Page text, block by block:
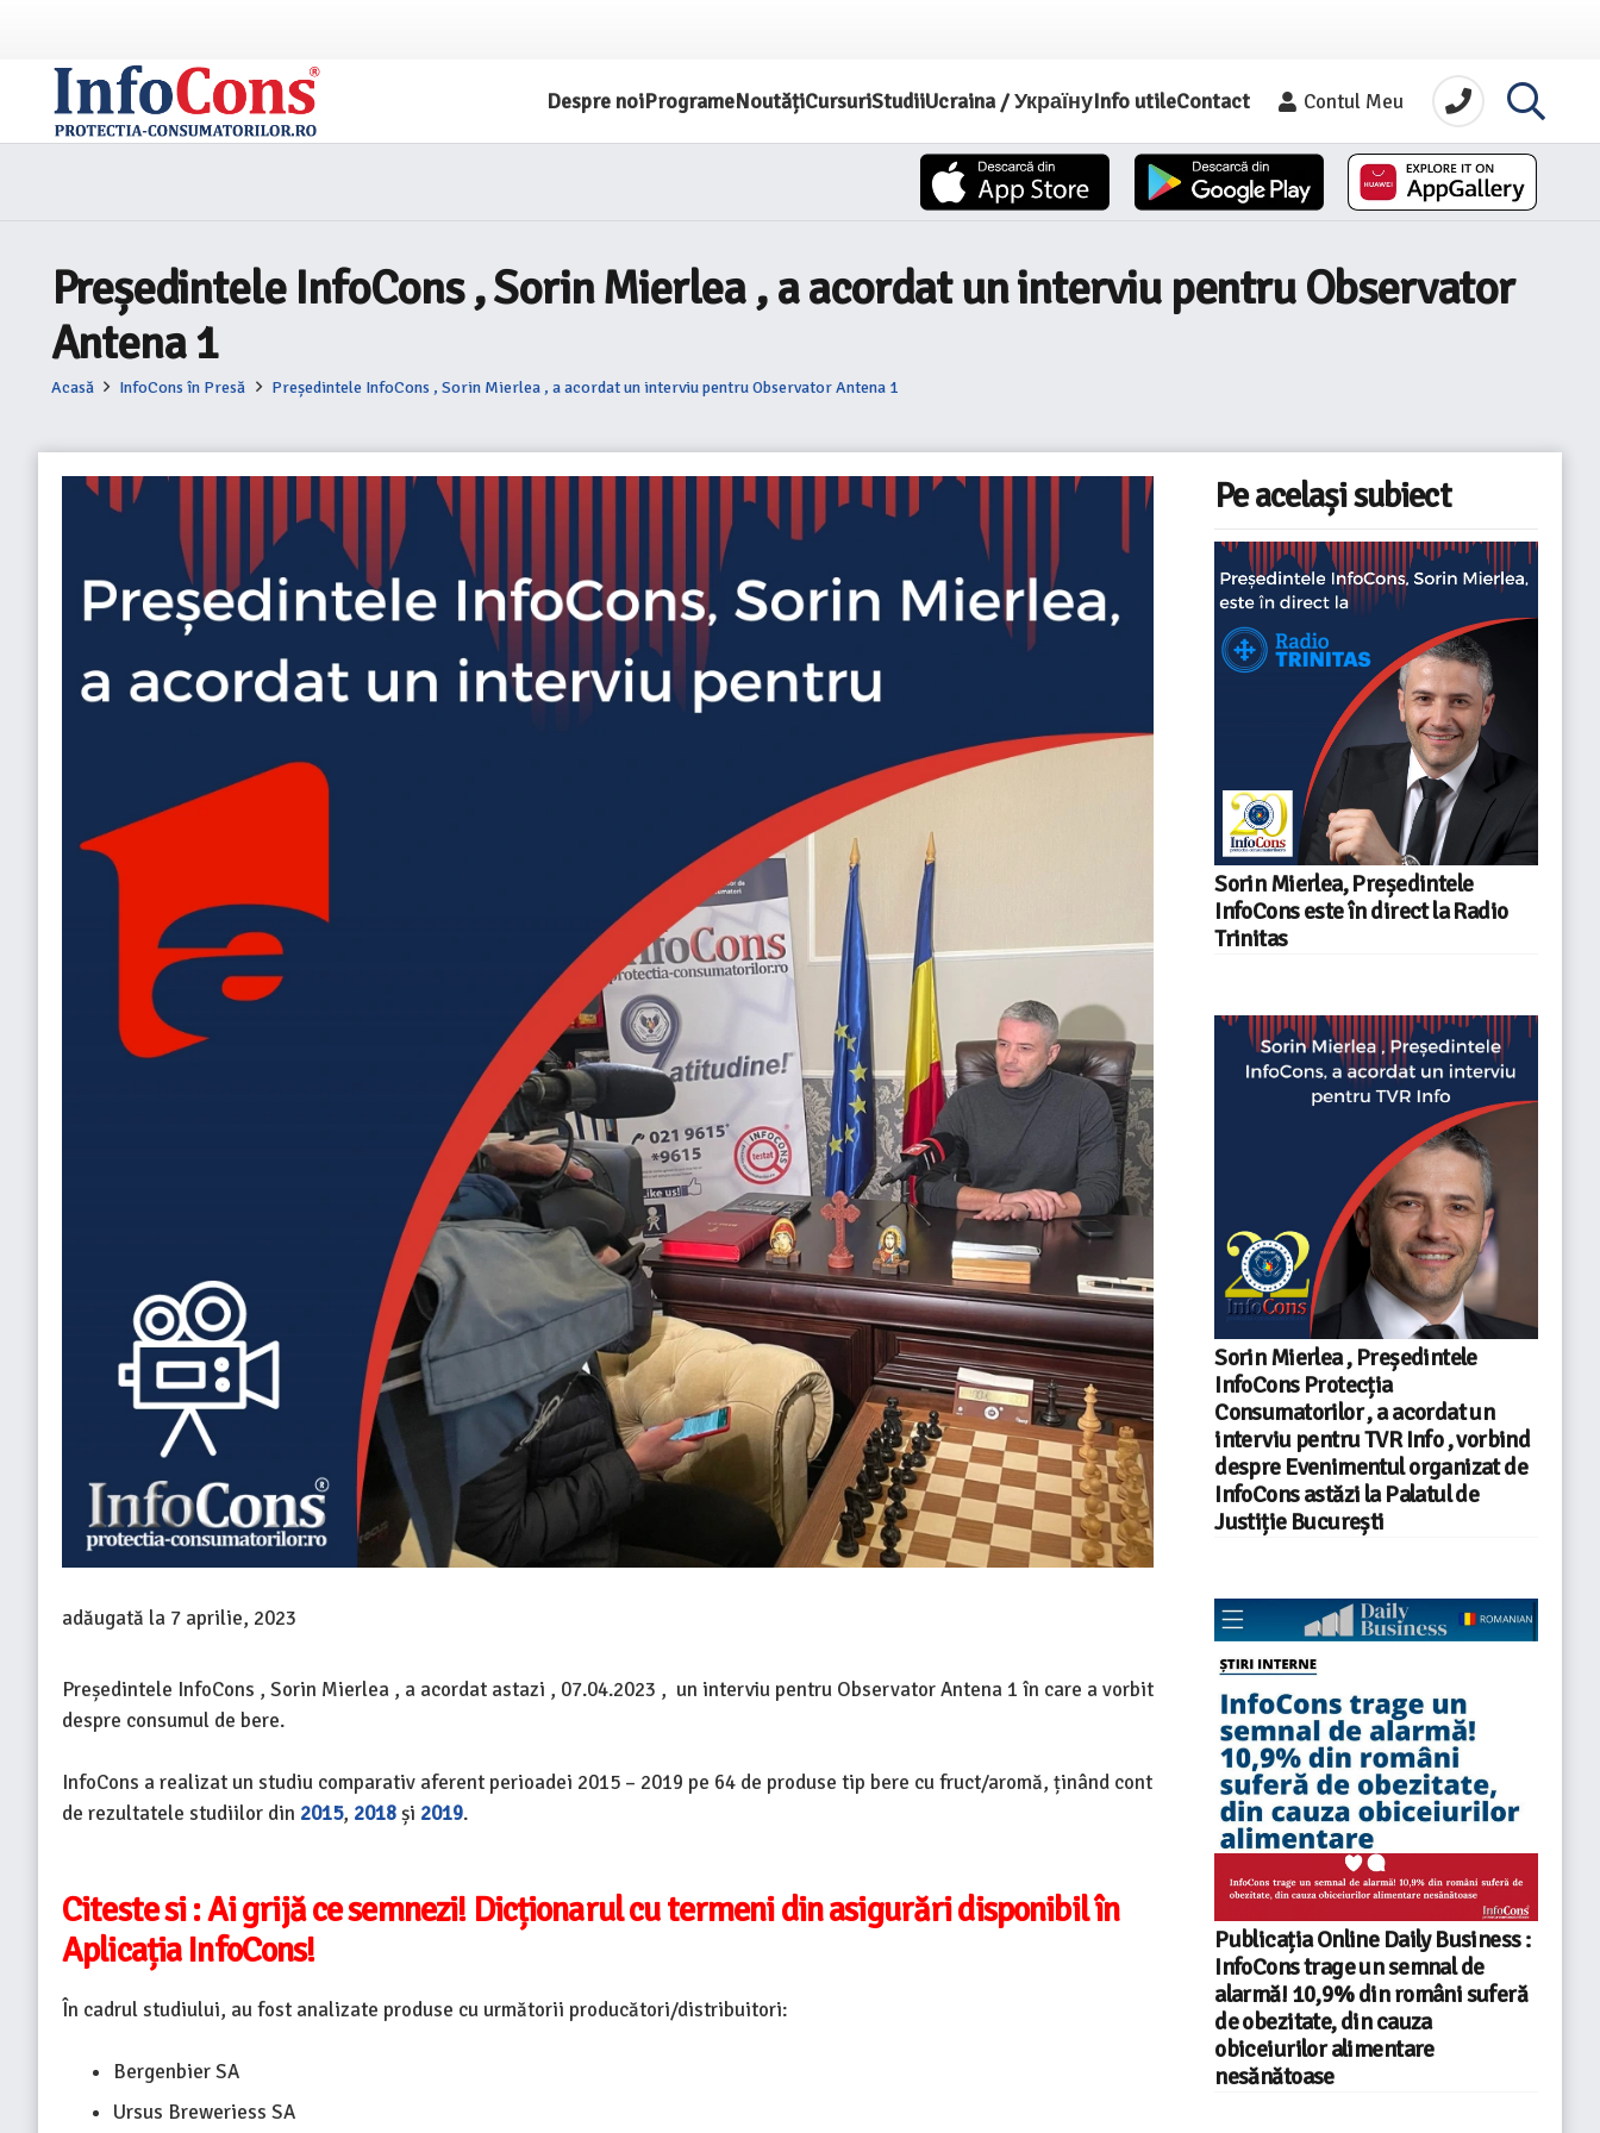
Despre noiProgrameNoutățiCursuriStudiiUcraina / УкраїнуInfo utileContact Contul Meu
Președintele InfoCons , Sorin Mierlea , a acordat un interviu pentru Observator
Antena 1
Acasă InfoCons în Presă Președintele InfoCons , Sorin Mierlea , a acordat un interviu pentru Observator Antena 1
adăugată la 7 aprilie, 2023
Președintele InfoCons , Sorin Mierlea , a acordat astazi , 07.04.2023 , un interviu pentru Observator Antena 1 în care a vorbit
despre consumul de bere.
InfoCons a realizat un studiu comparativ aferent perioadei 2015 – 2019 pe 64 de produse tip bere cu fruct/aromă, ținând cont
de rezultatele studiilor din 2015, 2018și 2019.
Citeste si :Ai grijă ce semnezi! Dicționarul cu termeni din asigurări disponibil în
Aplicația InfoCons!
În cadrul studiului, au fost analizate produse cu următorii producători/distribuitori:
Bergenbier SA
Ursus Breweriess SA
Pe același subiect
Sorin Mierlea, Președintele
InfoCons este în direct la Radio
Trinitas
Sorin Mierlea , Președintele
InfoCons Protecția
Consumatorilor , a acordat un
interviu pentru TVR Info , vorbind
despre Evenimentul organizat de
InfoCons astăzi la Palatul de
Justiție București
Publicația Online Daily Business :
InfoCons trage un semnal de
alarmă! 10,9% din români suferă
de obezitate, din cauza
obiceiurilor alimentare
nesănătoase